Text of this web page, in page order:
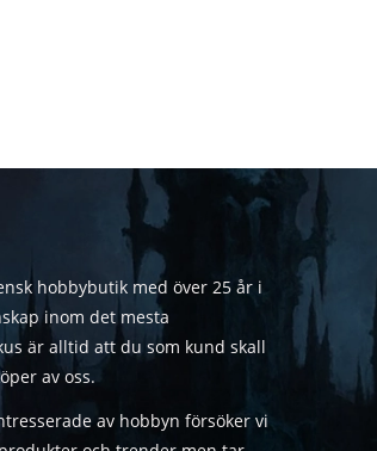
hobbybutik med över 25 år i
inom det mesta
är alltid att du som kund skall
av oss.
av hobbyn försöker vi